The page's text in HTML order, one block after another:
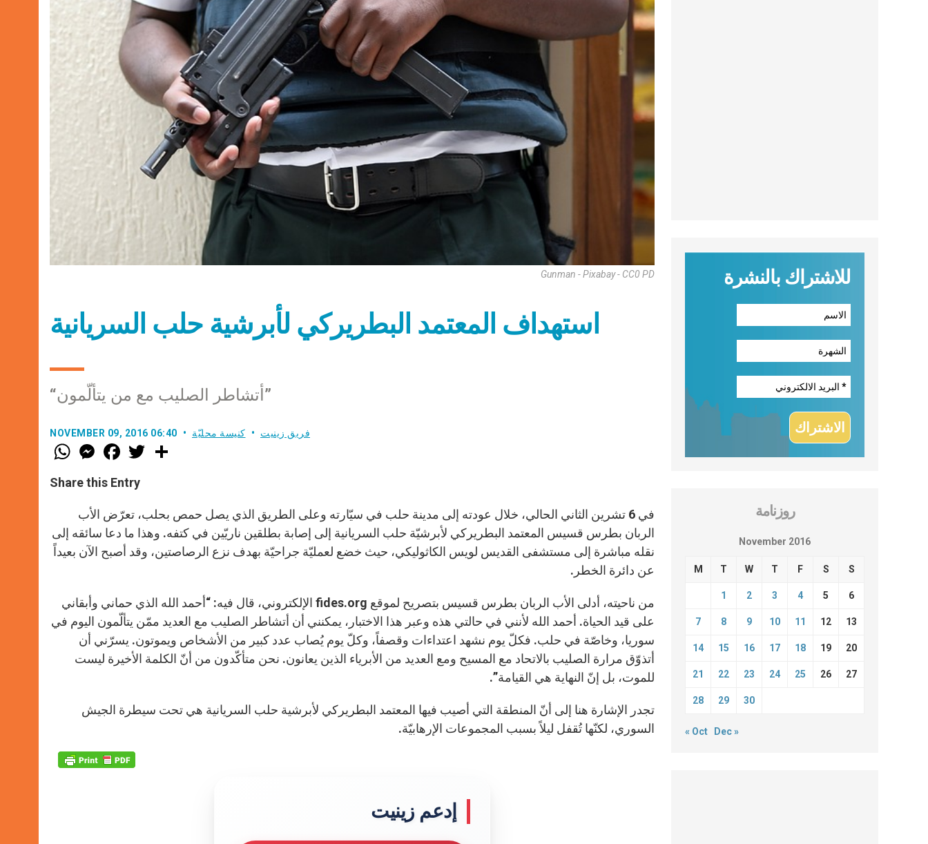
Gunman - Pixabay - CC0 PD
استهداف المعتمد البطريركي لأبرشية حلب السريانية
“أتشاطر الصليب مع من يتألّمون”
NOVEMBER 09, 2016 06:40 فريق زينيت كنيسة محليّة
W
h
t
s
p
p
M
e
s
e
g
e
r
F
a
e
b
o
k
w
r
Share this Entry
في 6 تشرين الثاني الحالي، خلال عودته إلى مدينة حلب في سيّارته وعلى الطريق الذي يصل حمص بحلب، تعرّض الأب
الربان بطرس قسيس المعتمد البطريركي لأبرشيّة حلب السريانية إلى إصابة بطلقين ناريّين في كتفه. وهذا ما دعا سائقه إلى
نقله مباشرة إلى مستشفى القديس لويس الكاثوليكي، حيث خضع لعمليّة جراحيّة بهدف نزع الرصاصتين، وقد أصبح الآن بعيداً
عن دائرة الخطر.
من ناحيته، أدلى الأب الربان بطرس قسيس بتصريح لموقع fides.org الإلكتروني، قال فيه: “أحمد الله الذي حماني وأبقاني
على قيد الحياة. أحمد الله لأنني في حالتي هذه وعبر هذا الاختبار، يمكنني أن أتشاطر الصليب مع العديد ممّن يتألّمون اليوم في
سوريا، وخاصّة في حلب. فكلّ يوم نشهد اعتداءات وقصفاً، وكلّ يوم يُصاب عدد كبير من الأشخاص ويموتون. يسرّني أن
أتذوّق مرارة الصليب بالاتحاد مع المسيح ومع العديد من الأبرياء الذين يعانون. نحن متأكّدون من أنّ الكلمة الأخيرة ليست
للموت، بل إنّ النهاية هي القيامة”.
تجدر الإشارة هنا إلى أنّ المنطقة التي أصيب فيها المعتمد البطريركي لأبرشية حلب السريانية هي تحت سيطرة الجيش
السوري، لكنّها تُقفل ليلاً بسبب المجموعات الإرهابيّة.
إدعم زينيت
للاشتراك بالنشرة
روزنامة
November 2016
M T W T F S S
1 2 3 4 5 6
7 8 9 10 11 12 13
14 15 16 17 18 19 20
21 22 23 24 25 26 27
28 29 30
« Oct Dec »